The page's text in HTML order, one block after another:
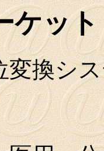
ケット
変換シ